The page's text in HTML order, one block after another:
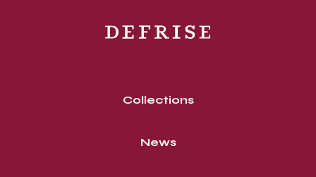
Collections
News